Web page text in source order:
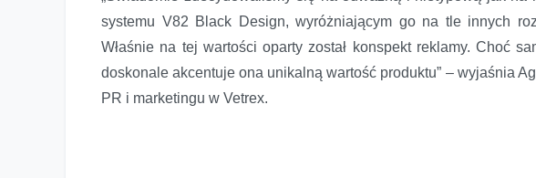
systemu V82 Black Design, wyróżniającym go na tle innych
Właśnie na tej wartości oparty został konspekt reklamy. Choć
doskonale akcentuje ona unikalną wartość produktu” – wyjaśnia
PR i marketingu w Vetrex.